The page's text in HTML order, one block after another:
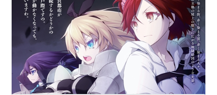
コミックエッセイ
閉じる